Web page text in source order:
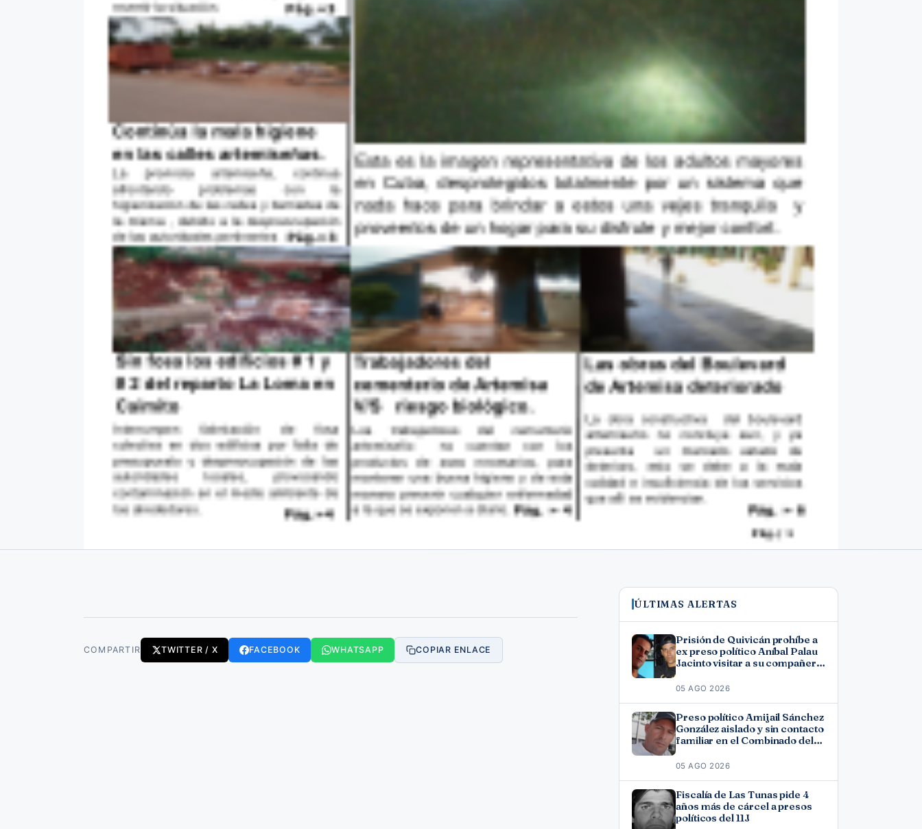
COMPARTIR TWITTER / X FACEBOOK WHATSAPP COPIAR ENLACE
ÚLTIMAS ALERTAS
Prisión de Quivicán prohíbe a
ex preso político Aníbal Palau
Jacinto visitar a su compañero
Fonseca
05 AGO 2026
Preso político Amijail Sánchez
González aislado y sin contacto
familiar en el Combinado del
05 AGO 2026
Fiscalía de Las Tunas pide 4
años más de cárcel a presos
políticos del 11J